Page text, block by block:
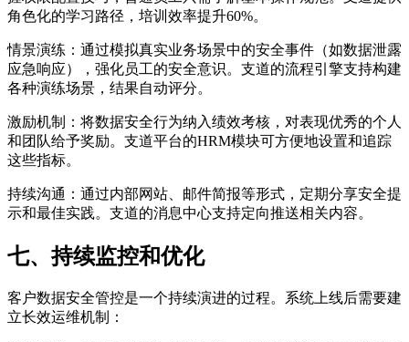
角色化的学习路径，培训效率提升60%。
情景演练：通过模拟真实业务场景中的安全事件（如数据泄露
应急响应），强化员工的安全意识。支道的流程引擎支持构建
各种演练场景，结果自动评分。
激励机制：将数据安全行为纳入绩效考核，对表现优秀的个人
和团队给予奖励。支道平台的HRM模块可方便地设置和追踪
这些指标。
持续沟通：通过内部网站、邮件简报等形式，定期分享安全提
示和最佳实践。支道的消息中心支持定向推送相关内容。
七、持续监控和优化
客户数据安全管控是一个持续演进的过程。系统上线后需要建
立长效运维机制：